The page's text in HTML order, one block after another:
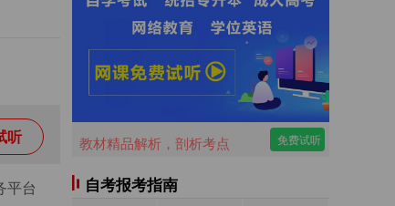
听
平台
教材精品解析，剖析考点 免费试听
自考报考指南